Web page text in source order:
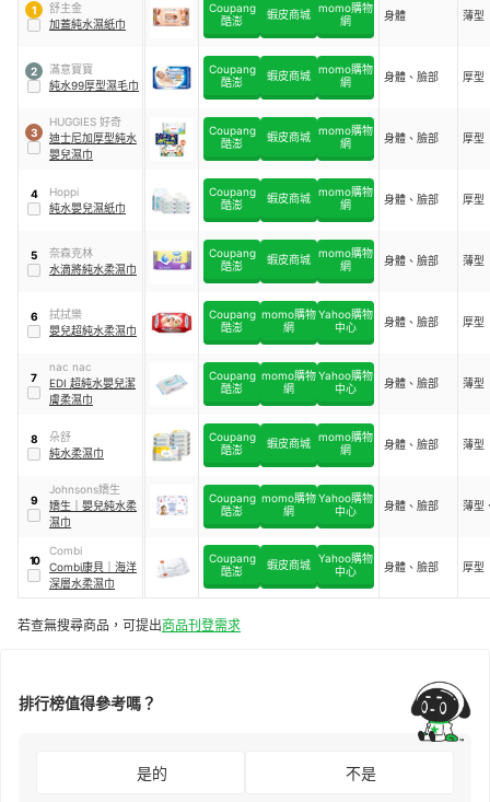
1
舒主金
加蓋純水濕紙巾
Coupang
酷澎
蝦皮商城 momo購物
網
身體 薄型
2
滿意寶寶
純水99厚型濕毛巾
Coupang
酷澎
蝦皮商城 momo購物
網
身體、臉部 厚型
3
HUGGIES 好奇
迪士尼加厚型純水
嬰兒濕巾
Coupang
酷澎
蝦皮商城 momo購物
網
身體、臉部 厚型
4
Hoppi
純水嬰兒濕紙巾
Coupang
酷澎
蝦皮商城 momo購物
網
身體、臉部 厚型
5
奈森克林
水滴將純水柔濕巾
Coupang
酷澎
蝦皮商城 momo購物
網
身體、臉部 薄型
6
拭拭樂
嬰兒超純水柔濕巾
Coupang
酷澎
momo購物
網
Yahoo購物
中心
身體、臉部 厚型
7
nac nac
EDI 超純水嬰兒潔
膚柔濕巾
Coupang
酷澎
momo購物
網
Yahoo購物
中心
身體、臉部 薄型
8
朵舒
純水柔濕巾
Coupang
酷澎
蝦皮商城 momo購物
網
身體、臉部 薄型
9
Johnsons嬌生
嬌生
嬰兒純水柔
濕巾
Coupang
酷澎
momo購物
網
Yahoo購物
中心
身體、臉部 薄型
10
Combi
Combi康貝
海洋
深層水柔濕巾
Coupang
酷澎
蝦皮商城 Yahoo購物
中心
身體、臉部 厚型
若查無搜尋商品，可提出商品刊登需求
排行榜值得參考嗎？
是的 不是